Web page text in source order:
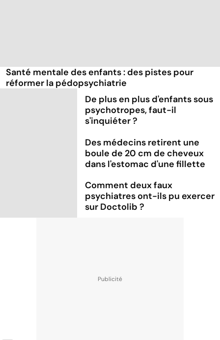
Santé mentale des enfants : des pistes pour
réformer la pédopsychiatrie
De plus en plus d'enfants sous
psychotropes, faut-il
s'inquiéter ?
Des médecins retirent une
boule de 20 cm de cheveux
dans l'estomac d'une fillette
Comment deux faux
psychiatres ont-ils pu exercer
sur Doctolib ?